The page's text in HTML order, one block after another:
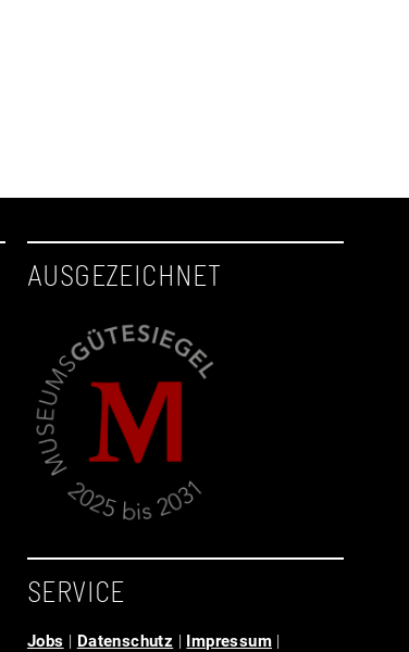
AUSGEZEICHNET
SERVICE
Jobs Datenschutz Impressum